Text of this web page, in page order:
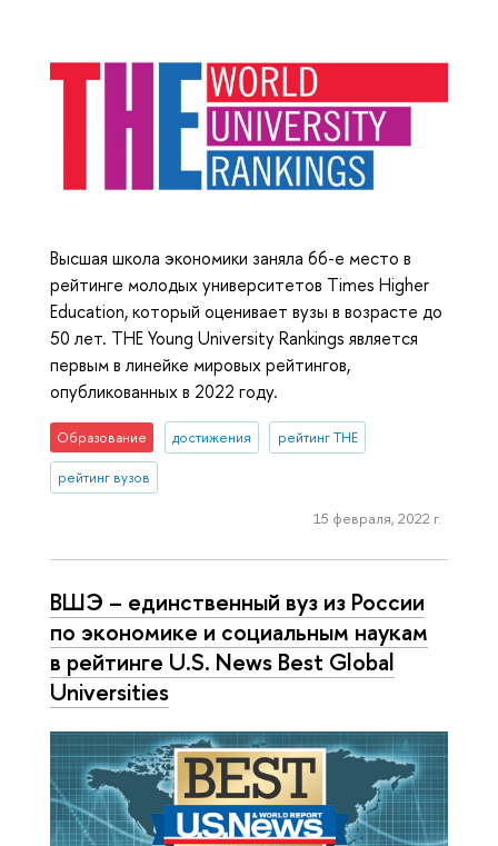
Высшая школа экономики заняла 66-е место в
рейтинге молодых университетов Times Higher
Education, который оценивает вузы в возрасте до
50 лет. THE Young University Rankings является
первым в линейке мировых рейтингов,
опубликованных в 2022 году.
Образование достижения рейтинг THE
рейтинг вузов
15 февраля, 2022 г.
ВШЭ – единственный вуз из России
по экономике и социальным наукам
в рейтинге U.S. News Best Global
Universities